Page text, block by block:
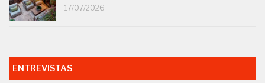
17/07/2026
ENTREVISTAS